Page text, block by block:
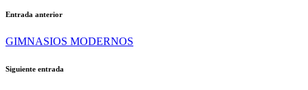
Navegación
de
Entrada anterior
GIMNASIOS MODERNOS
Siguiente entrada